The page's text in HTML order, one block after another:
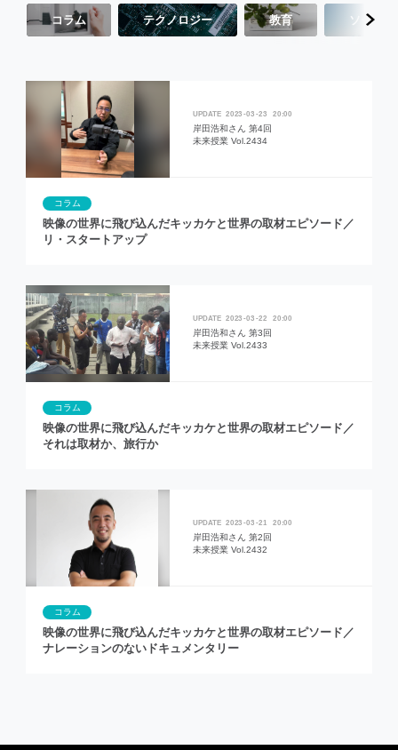
コラム テクノロジー 教育 ソーシャ
2023 03 23 20:00
岸田浩和さん 第4回
未来授業 Vol.2434
コラム
映像の世界に飛び込んだキッカケと世界の取材エピソード／
リ・スタートアップ
2023 03 22 20:00
岸田浩和さん 第3回
未来授業 Vol.2433
コラム
映像の世界に飛び込んだキッカケと世界の取材エピソード／
それは取材か、旅行か
2023 03 21 20:00
岸田浩和さん 第2回
未来授業 Vol.2432
コラム
映像の世界に飛び込んだキッカケと世界の取材エピソード／
ナレーションのないドキュメンタリー